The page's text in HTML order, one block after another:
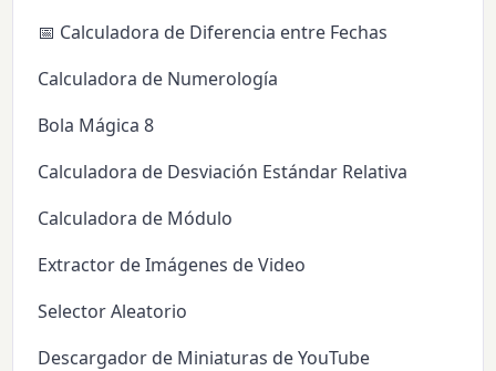
📅 Calculadora de Diferencia entre Fechas
Calculadora de Numerología
Bola Mágica 8
Calculadora de Desviación Estándar Relativa
Calculadora de Módulo
Extractor de Imágenes de Video
Selector Aleatorio
Descargador de Miniaturas de YouTube